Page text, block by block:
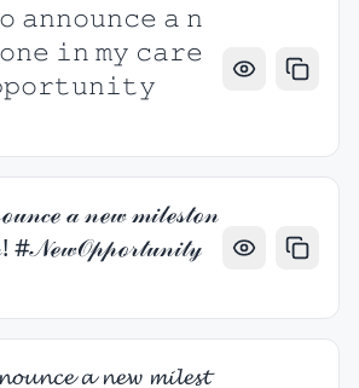
𝚊𝚗𝚗𝚘𝚞𝚗𝚌𝚎 𝚊 𝚗
𝚒𝚗 𝚖𝚢 𝚌𝚊𝚛𝚎
𝒶 𝓃ℯ𝓌 𝓂𝒾𝓁ℯ𝓈𝓉ℴ𝓃
#𝒩ℯ𝓌𝒪𝓅𝓅ℴ𝓇𝓉𝓊𝓃𝒾𝓉𝓎
𝓪 𝓷𝓮𝔀 𝓶𝓲𝓵𝓮𝓼𝓽